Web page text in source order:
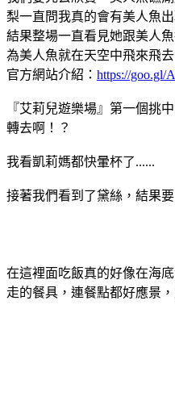
梨一直問我真的會有美人魚出
結果整場一直看見她跟美人
為美人魚就在天空中飛來飛去
官方網站介紹： https://goo.gl/
『艾莉兒遊樂場』第一個挑
轉去啊！？
我看凱莉媽都快暈杯了......
接著我們看到了黛絲，結果
在這裡面吃飯真的好像在海
走的餐具，連餐點都好應景，